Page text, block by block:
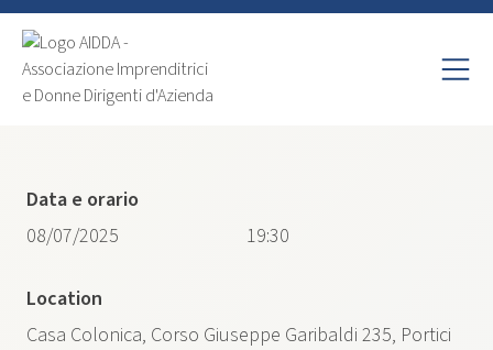
Data e orario
08/07/2025
19:30
Location
Casa Colonica, Corso Giuseppe Garibaldi 235, Portici